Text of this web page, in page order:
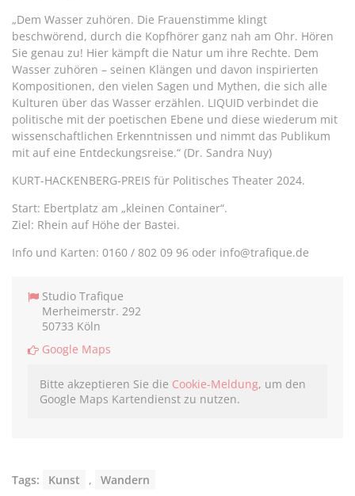
„Dem Wasser zuhören. Die Frauenstimme klingt
beschwörend, durch die Kopfhörer ganz nah am Ohr. Hören
Sie genau zu! Hier kämpft die Natur um ihre Rechte. Dem
Wasser zuhören – seinen Klängen und davon inspirierten
Kompositionen, den vielen Sagen und Mythen, die sich alle
Kulturen über das Wasser erzählen. LIQUID verbindet die
politische mit der poetischen Ebene und diese wiederum mit
wissenschaftlichen Erkenntnissen und nimmt das Publikum
mit auf eine Entdeckungsreise.“ (Dr. Sandra Nuy)
KURT-HACKENBERG-PREIS für Politisches Theater 2024.
Start: Ebertplatz am „kleinen Container“.
Ziel: Rhein auf Höhe der Bastei.
Info und Karten: 0160 / 802 09 96 oder info@trafique.de
Studio Trafique
Merheimerstr. 292
50733 Köln
Google Maps
Bitte akzeptieren Sie die Cookie-Meldung, um den
Google Maps Kartendienst zu nutzen.
Tags: Kunst , Wandern